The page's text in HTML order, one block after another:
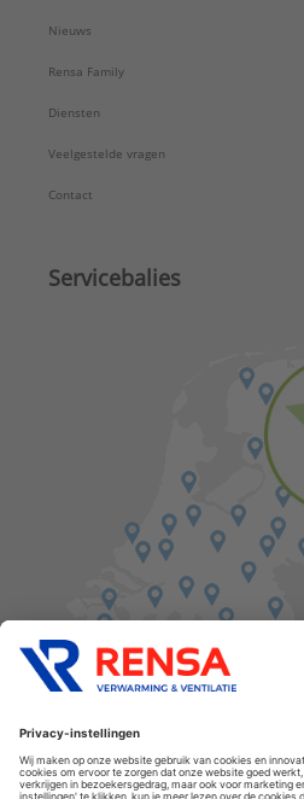
Nieuws
Rensa Family
Diensten
Veelgestelde vragen
Contact
Servicebalies